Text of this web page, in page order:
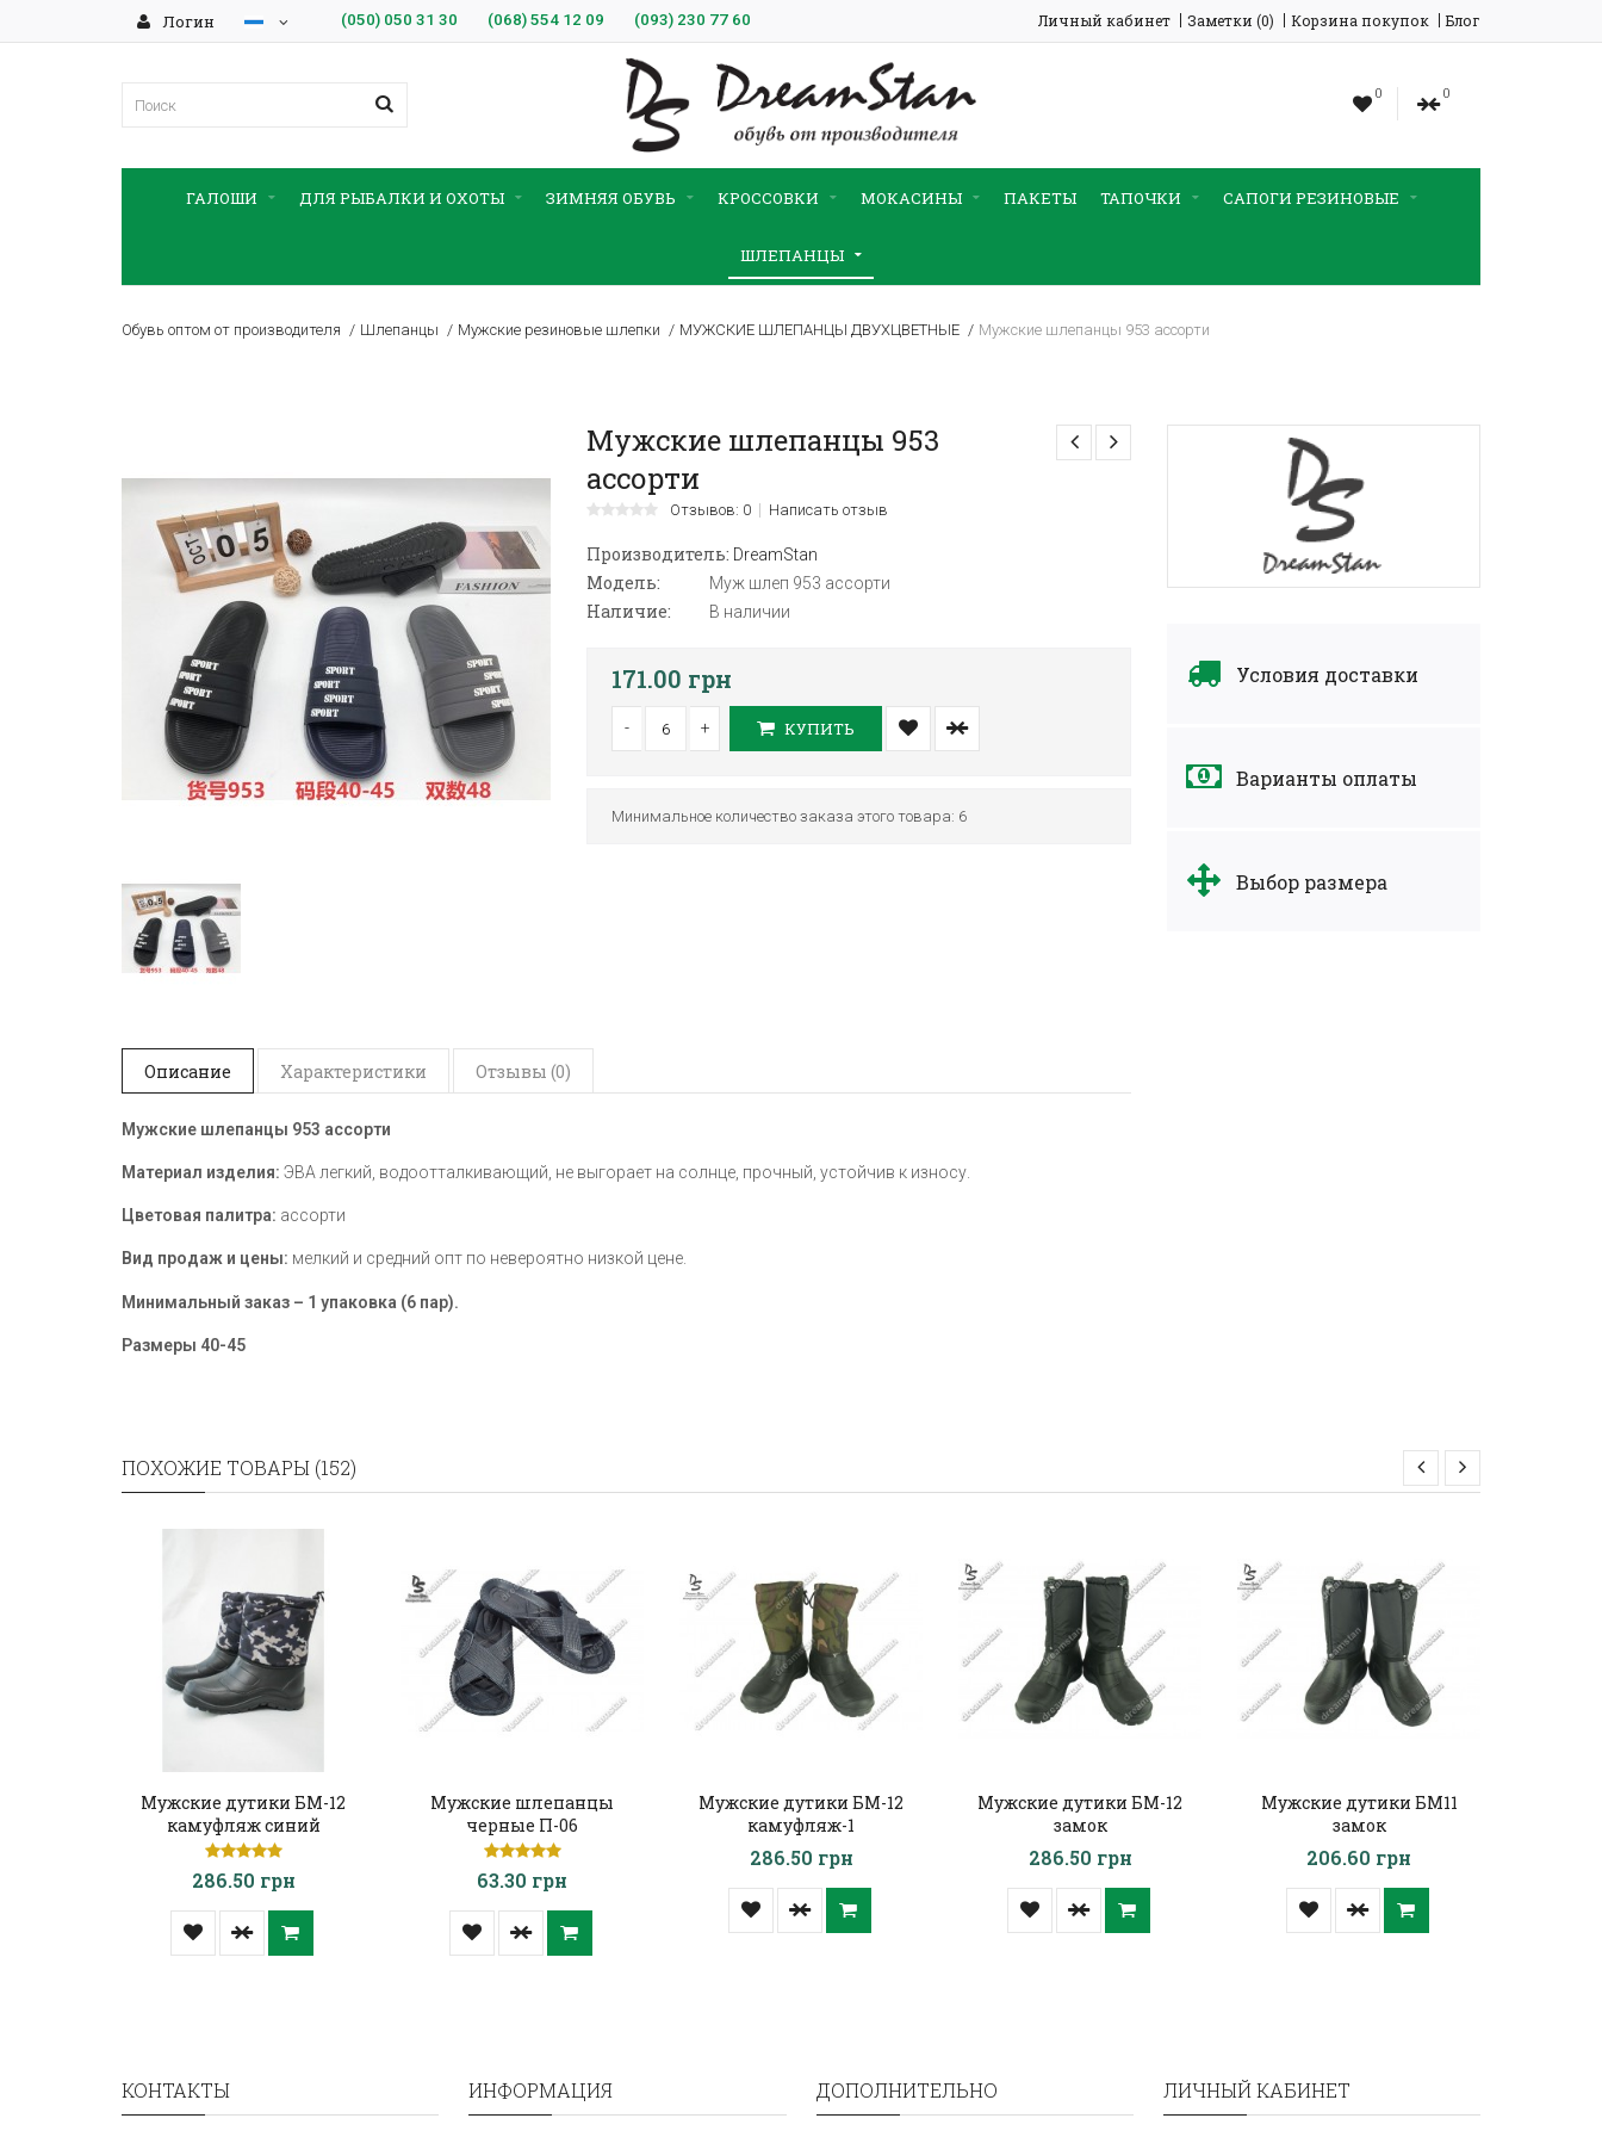
Логин (050) 050 31 30 (068) 554 12 09 (093) 230 77 60 Личный кабинет Заметки (0) Корзина покупок Блог
0 0
ГАЛОШИ ДЛЯ РЫБАЛКИ И ОХОТЫ ЗИМНЯЯ ОБУВЬ КРОССОВКИ МОКАСИНЫ ПАКЕТЫ ТАПОЧКИ САПОГИ РЕЗИНОВЫЕ
ШЛЕПАНЦЫ
Обувь оптом от производителя Шлепанцы Мужские резиновые шлепки МУЖСКИЕ ШЛЕПАНЦЫ ДВУХЦВЕТНЫЕ Мужские шлепанцы 953 ассорти
Условия доставки
Варианты оплаты
Выбор размера
Мужские шлепанцы 953
ассорти
Отзывов: 0 Написать отзыв
Производитель: DreamStan
Модель: Муж шлеп 953 ассорти
Наличие: В наличии
171.00 грн
- + КУПИТЬ
Минимальное количество заказа этого товара: 6
Описание Характеристики Отзывы (0)
Мужские шлепанцы 953 ассорти
Материал изделия: ЭВА легкий, водоотталкивающий, не выгорает на солнце, прочный, устойчив к износу.
Цветовая палитра: ассорти​
Вид продаж и цены: мелкий и средний опт по невероятно низкой цене.
Минимальный заказ – 1 упаковка (6 пар).
Размеры 40-45
ПОХОЖИЕ ТОВАРЫ (152)
Мужские дутики БМ-12
камуфляж синий
286.50 грн
Мужские шлепанцы
черные П-06
63.30 грн
Мужские дутики БМ-12
камуфляж-1
286.50 грн
Мужские дутики БМ-12
замок
286.50 грн
Мужские дутики БМ11
замок
206.60 грн
КОНТАКТЫ ИНФОРМАЦИЯ ДОПОЛНИТЕЛЬНО ЛИЧНЫЙ КАБИНЕТ